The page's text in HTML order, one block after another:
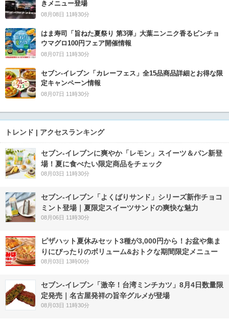
きメニュー登場
08月08日 11時30分
はま寿司「旨ねた夏祭り 第3弾」大葉ニンニク香るビンチョ
ウマグロ100円フェア開催情報
08月07日 11時30分
セブン‐イレブン「カレーフェス」全15品商品詳細とお得な限
定キャンペーン情報
08月07日 11時30分
トレンド | アクセスランキング
セブン‐イレブンに爽やか「レモン」スイーツ＆パン新登
場！夏に食べたい限定商品をチェック
08月03日 11時30分
セブン‐イレブン「よくばりサンド」シリーズ新作チョコ
ミント登場｜夏限定スイーツサンドの爽快な魅力
08月06日 11時30分
ピザハット夏休みセット3種が3,000円から！お盆や集ま
りにぴったりのボリューム&おトクな期間限定メニュー
08月03日 13時00分
セブン-イレブン「激辛！台湾ミンチカツ」8月4日数量限
定発売｜名古屋発祥の旨辛グルメが登場
08月03日 11時30分